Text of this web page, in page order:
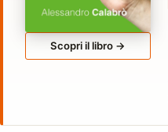
Scopri il libro →